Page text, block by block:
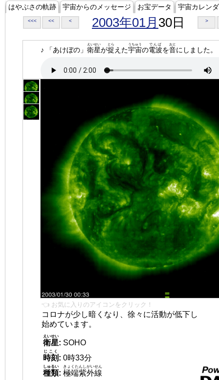
はやぶさの軌跡 宇宙からのメッセージ お宝データ 宇宙カレン
<<< << < 2003年01月 30日 >
♪ 「あけぼの」 衛星
えいせい
が捉
とら
えた宇宙
うちゅう
の電波
でんぱ
を音
おと
にしました。
👈 お気に入りのアイコンをクリック！
コロナが少し暗くなり、徐々に活動が低下し
始めています。
衛星
えいせい
: SOHO
時刻
じこく
: 0時33分
種類
しゅるい
: 極端紫外線
きょくたんしがいせん